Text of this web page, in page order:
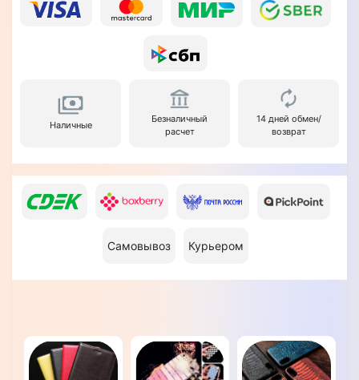
Наличные
Безналичный
расчет
14 дней обмен/
возврат
Самовывоз Курьером